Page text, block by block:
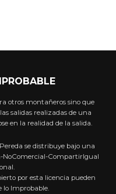
otros montañeros sino que
salidas realizadas de una
en la realidad de la salida.
se distribuye bajo una
NoComercial-CompartirIgual
por esta licencia pueden
lo Improbable.